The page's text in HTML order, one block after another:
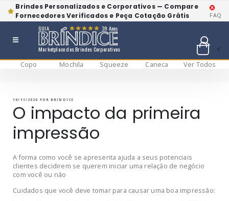
Brindes Personalizados e Corporativos — Compare
Fornecedores Verificados e Peça Cotação Grátis
FAQ
Marketplace dos Brindes Corporativos
GUIA 39 Anos
Copo Mochila Squeeze Caneca
Ver Todos
conteúdo
PUBLICADO
10/11/2020 PORBRÍNDICE
O impacto da primeira
impressão
A forma como você se apresenta ajuda a seus potenciais
clientes decidirem se querem iniciar uma relação de negócio
com você ou não
Cuidados que você deve tomar para causar uma boa impressão: